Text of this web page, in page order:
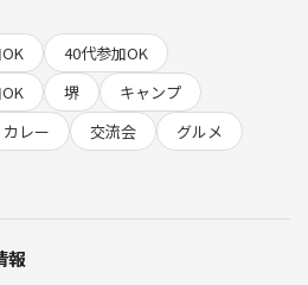
う！
🔥
てみましょう
ても良い服装だと安心です
シーを作ろう！
40代参加OK
堺
キャンプ
カレー 交流会
グルメ
報